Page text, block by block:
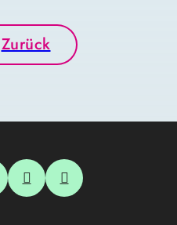
Zurück